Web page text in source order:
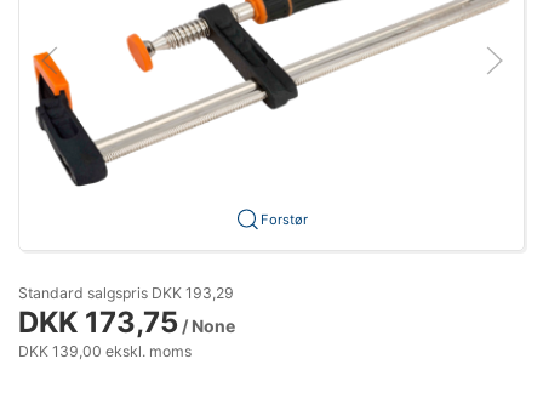
Forstør
Standard salgspris DKK 193,29
DKK 173,75 / None
DKK 139,00 ekskl. moms